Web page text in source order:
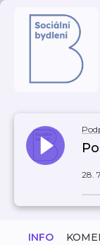
28.
INFO